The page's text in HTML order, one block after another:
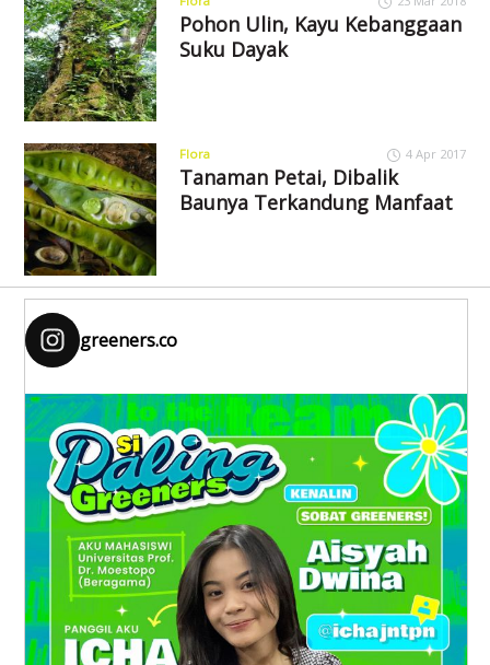
Pohon Ulin, Kayu Kebanggaan
Suku Dayak
Flora 4 Apr 2017
Tanaman Petai, Dibalik
Baunya Terkandung Manfaat
greeners.co